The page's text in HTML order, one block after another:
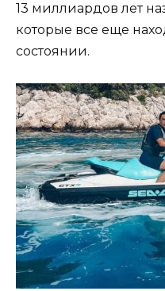
13 миллиардов лет
которые все еще
состоянии.